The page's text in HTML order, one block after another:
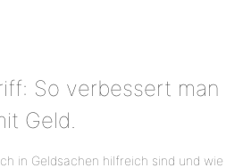
So verbessert man
Geld.
in Geldsachen hilfreich sind und wie